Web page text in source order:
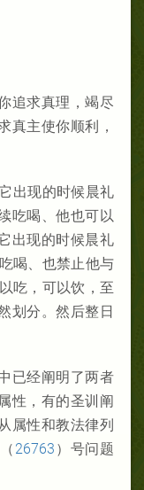
追求真理，竭尽
真主使你顺利，
出现的时候晨礼
吃喝、他也可以
出现的时候晨礼
喝、也禁止他与
吃，可以饮，至
划分。然后整日
已经阐明了两者
性，有的圣训阐
属性和教法律列
26763 ）号问题